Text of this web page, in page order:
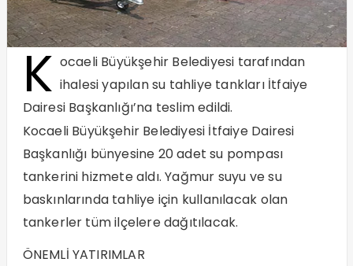
K ocaeli Büyükşehir Belediyesi tarafından
ihalesi yapılan su tahliye tankları İtfaiye
Dairesi Başkanlığı’na teslim edildi.
Kocaeli Büyükşehir Belediyesi İtfaiye Dairesi
Başkanlığı bünyesine 20 adet su pompası
tankerini hizmete aldı. Yağmur suyu ve su
baskınlarında tahliye için kullanılacak olan
tankerler tüm ilçelere dağıtılacak.
ÖNEMLİ YATIRIMLAR